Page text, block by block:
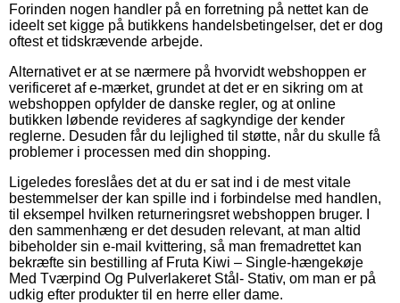
Forinden nogen handler på en forretning på nettet kan de
ideelt set kigge på butikkens handelsbetingelser, det er dog
oftest et tidskrævende arbejde.
Alternativet er at se nærmere på hvorvidt webshoppen er
verificeret af e-mærket, grundet at det er en sikring om at
webshoppen opfylder de danske regler, og at online
butikken løbende revideres af sagkyndige der kender
reglerne. Desuden får du lejlighed til støtte, når du skulle få
problemer i processen med din shopping.
Ligeledes foreslåes det at du er sat ind i de mest vitale
bestemmelser der kan spille ind i forbindelse med handlen,
til eksempel hvilken returneringsret webshoppen bruger. I
den sammenhæng er det desuden relevant, at man altid
bibeholder sin e-mail kvittering, så man fremadrettet kan
bekræfte sin bestilling af Fruta Kiwi – Single-hængekøje
Med Tværpind Og Pulverlakeret Stål- Stativ, om man er på
udkig efter produkter til en herre eller dame.